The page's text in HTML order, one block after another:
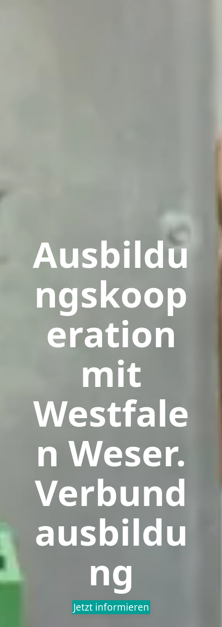
Ausbildu
ngskoop
eration
mit
Westfale
n Weser.
Verbund
ausbildu
ng
Jetzt informieren